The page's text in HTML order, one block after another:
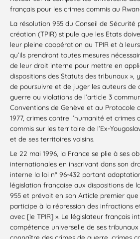
français pour les crimes commis au
La résolution 955 du Conseil de Sécurité
création (TPIR) stipule que les Etats
leur pleine coopération au TPIR et à
qu’ils prendront toutes mesures
de leur droit interne pour mettre en
dispositions des Statuts des tribunaux »,
de poursuivre et de juger les auteurs de
guerre ou violations de l’article 3
Conventions de Genève et au Protocole
1977, crimes contre l’humanité et crimes
commis sur les territoire de l’Ex-
et de ses territoires voisins.
Le 22 mai 1996, la France se plie à ses
internationales en inscrivant dans son
interne la loi n° 96-432 portant
législation française aux dispositions de
955 et prévoit en son Article premier que
participe à la répression des infractions
avec [le TPIR] ». Le législateur français
compétence universelle de ses